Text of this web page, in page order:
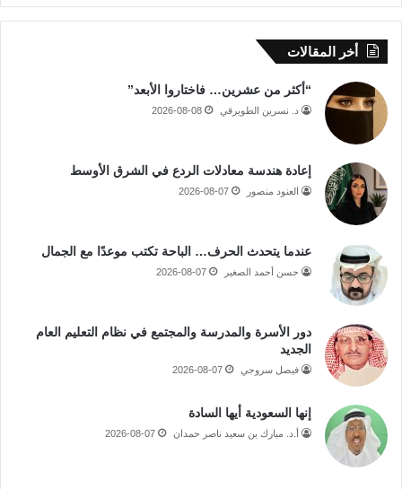
أخر المقالات
“أكثر من عشرين… فاختاروا الأبعد”
د. نسرين الطويرقي 2026-08-08
إعادة هندسة معادلات الردع في الشرق الأوسط
العنود منصور 2026-08-07
عندما يتحدث الحرف… الباحة تكتب موعدًا مع الجمال
حسن أحمد الصغير 2026-08-07
دور الأسرة والمدرسة والمجتمع في نظام التعليم العام
الجديد
فيصل سروجي 2026-08-07
إنها السعودية أيها السادة
أ.د. مبارك بن سعيد ناصر حمدان 2026-08-07